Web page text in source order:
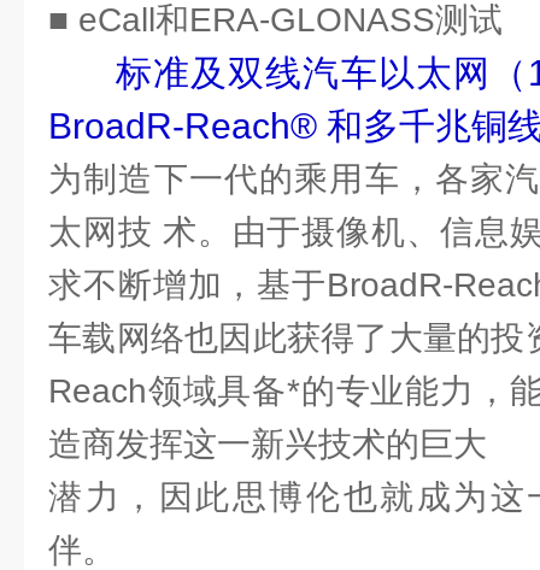
■ eCall和ERA-GLONASS测试
标准及双线汽车以太网（
BroadR-Reach® 和多千兆铜
为制造下一代的乘用车，各家
太网技 术。由于摄像机、信息
求不断增加，基于BroadR-
车载网络也因此获得了大量的投
Reach领域具备*的专业能力，
造商发挥这一新兴技术的巨大
潜力，因此思博伦也就成为这
伴。